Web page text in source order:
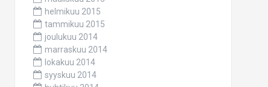
helmikuu 2015
tammikuu 2015
joulukuu 2014
marraskuu 2014
lokakuu 2014
syyskuu 2014